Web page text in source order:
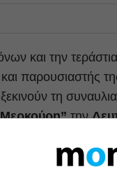
και την
παρουσιαστής
τη
την
καλοκαίρι